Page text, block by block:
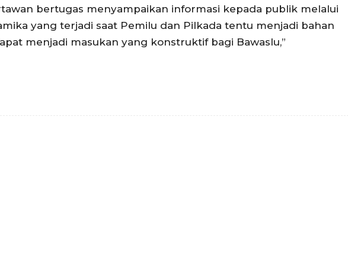
bertugas menyampaikan informasi kepada publik melalui
yang terjadi saat Pemilu dan Pilkada tentu menjadi bahan
menjadi masukan yang konstruktif bagi Bawaslu,”